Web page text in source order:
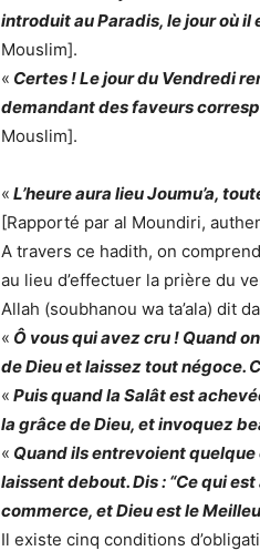
introduit au Paradis, le jour où il
Mouslim].
« Certes ! Le jour du Vendredi
demandant des faveurs
Mouslim].
« L’heure aura lieu Joumu’a,
[Rapporté par al Moundiri,
A travers ce hadith, on
au lieu d’effectuer la prière du
Allah (soubhanou wa ta’ala) dit
« Ô vous qui avez cru ! Quand
de Dieu et laissez tout négoce.
« Puis quand la Salât est
la grâce de Dieu, et invoquez
« Quand ils entrevoient
laissent debout. Dis : “Ce qui
commerce, et Dieu est le
Il existe cinq conditions